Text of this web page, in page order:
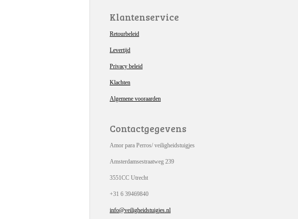
Klantenservice
Retourbeleid
Levertijd
Privacy beleid
Klachten
Algemene vooraarden
Contactgegevens
Amor para Perros/ veiligheidstuigjes
Amsterdamsestraatweg 239
3551CC Utrecht
+31 6 39469840
info@veiligheidstuigjes.nl